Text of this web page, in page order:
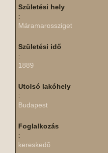
Születési hely
:
Máramarossziget
Születési idő
:
1889
Utolsó lakóhely
:
Budapest
Foglalkozás
:
kereskedõ